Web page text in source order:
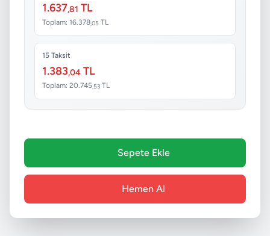
1.637,81 TL
Toplam: 16.378,05 TL
15 Taksit
1.383,04 TL
Toplam: 20.745,53 TL
Sepete Ekle
Hemen Al